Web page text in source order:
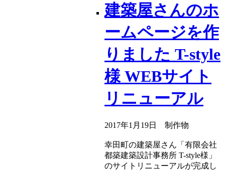
建築屋さんのホ
ームページを作
りました T-style
様 WEBサイト
リニューアル
2017年1月19日 制作物
幸田町の建築屋さん「有限会社
都築建築設計事務所 T-style様」
のサイトリニューアルが完成し